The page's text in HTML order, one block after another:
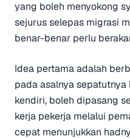
yang boleh menyokong
sejurus selepas migrasi
benar-benar perlu
Idea pertama adalah
pada asalnya
kendiri, boleh dipasang
kerja pekerja melalui
cepat menunjukkan